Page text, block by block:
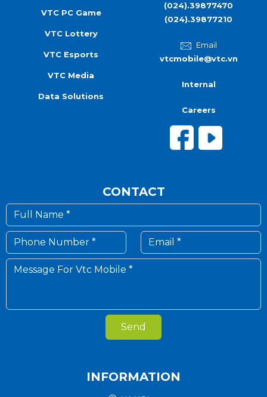
VTC PC Game
VTC Lottery
VTC Esports
VTC Media
Data Solutions
(024).39877470
(024).39877210
Email
vtcmobile@vtc.vn
Internal
Careers
CONTACT
Send
INFORMATION